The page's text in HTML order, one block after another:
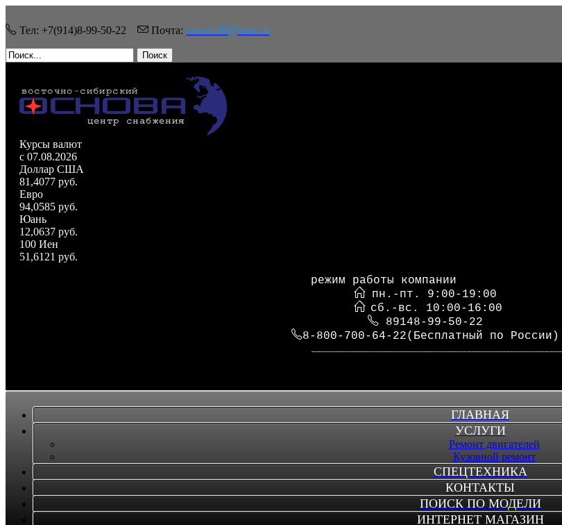
Тел: +7(914)8-99-50-22 Почта: osnova38@mail.ru
Поиск
Курсы валют
c 07.08.2026
Доллар США
81,4077 руб.
Евро
94,0585 руб.
Юань
12,0637 руб.
100 Иен
51,6121 руб.
режим работы компании
пн.-пт. 9:00-19:00
сб.-вс. 10:00-16:00
89148-99-50-22
8-800-700-64-22(Бесплатный по России)
ГЛАВНАЯ
УСЛУГИ
Ремонт двигателей
Кузовной ремонт
СПЕЦТЕХНИКА
КОНТАКТЫ
ПОИСК ПО МОДЕЛИ
ИНТЕРНЕТ МАГАЗИН